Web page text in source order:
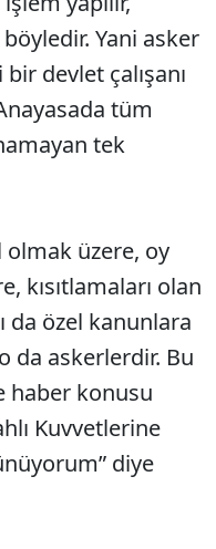
Yani asker
devlet çalışanı
tüm
tek
olmak üzere, oy
kısıtlamaları olan
da özel kanunlara
da askerlerdir. Bu
haber konusu
Kuvvetlerine
diye